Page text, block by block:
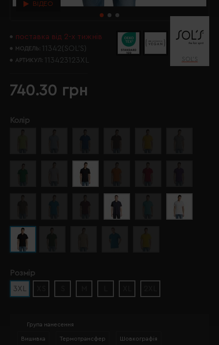
ВІДЕО
поставка від 2-х тижнів
МОДЕЛЬ: 11342(SOL’S)
АРТИКУЛ: 113423123XL SOL’S
740.30 грн
Колір
Розмір
3XL
Група нанесення
Вишивка Термотрансфер Шовкографія